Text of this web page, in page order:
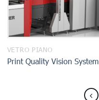
VETRO PIANO
Print Quality Vision System